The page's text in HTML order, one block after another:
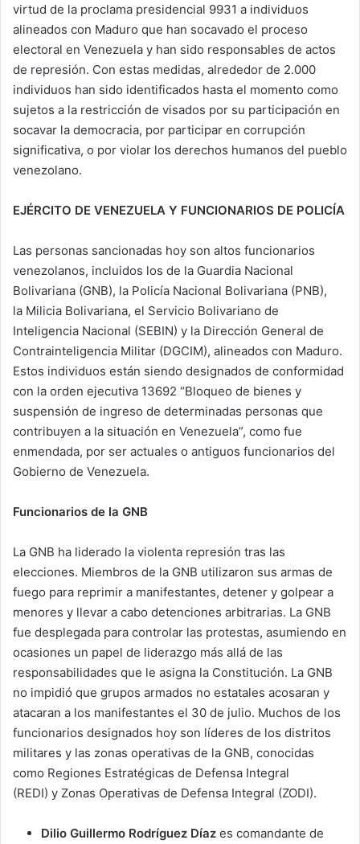
virtud de la proclama presidencial 9931 a individuos
alineados con Maduro que han socavado el proceso
electoral en Venezuela y han sido responsables de actos
de represión. Con estas medidas, alrededor de 2.000
individuos han sido identificados hasta el momento como
sujetos a la restricción de visados por su participación en
socavar la democracia, por participar en corrupción
significativa, o por violar los derechos humanos del pueblo
venezolano.
EJÉRCITO DE VENEZUELA Y FUNCIONARIOS DE POLICÍA
Las personas sancionadas hoy son altos funcionarios
venezolanos, incluidos los de la Guardia Nacional
Bolivariana (GNB), la Policía Nacional Bolivariana (PNB),
la Milicia Bolivariana, el Servicio Bolivariano de
Inteligencia Nacional (SEBIN) y la Dirección General de
Contrainteligencia Militar (DGCIM), alineados con Maduro.
Estos individuos están siendo designados de conformidad
con la orden ejecutiva 13692 “Bloqueo de bienes y
suspensión de ingreso de determinadas personas que
contribuyen a la situación en Venezuela”, como fue
enmendada, por ser actuales o antiguos funcionarios del
Gobierno de Venezuela.
Funcionarios de la GNB
La GNB ha liderado la violenta represión tras las
elecciones. Miembros de la GNB utilizaron sus armas de
fuego para reprimir a manifestantes, detener y golpear a
menores y llevar a cabo detenciones arbitrarias. La GNB
fue desplegada para controlar las protestas, asumiendo en
ocasiones un papel de liderazgo más allá de las
responsabilidades que le asigna la Constitución. La GNB
no impidió que grupos armados no estatales acosaran y
atacaran a los manifestantes el 30 de julio. Muchos de los
funcionarios designados hoy son líderes de los distritos
militares y las zonas operativas de la GNB, conocidas
como Regiones Estratégicas de Defensa Integral
(REDI) y Zonas Operativas de Defensa Integral (ZODI).
Dilio Guillermo Rodríguez Díaz es comandante de